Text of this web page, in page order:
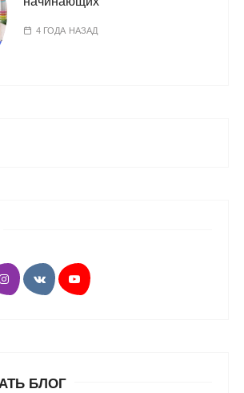
4 ГОДА НАЗАД
БЛОГ